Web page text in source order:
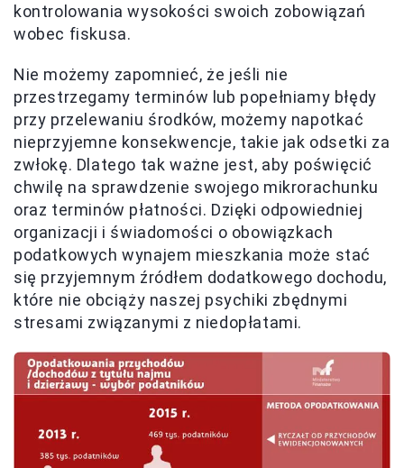
kontrolowania wysokości swoich zobowiązań
wobec fiskusa.
Nie możemy zapomnieć, że jeśli nie
przestrzegamy terminów lub popełniamy błędy
przy przelewaniu środków, możemy napotkać
nieprzyjemne konsekwencje, takie jak odsetki za
zwłokę. Dlatego tak ważne jest, aby poświęcić
chwilę na sprawdzenie swojego mikrorachunku
oraz terminów płatności. Dzięki odpowiedniej
organizacji i świadomości o obowiązkach
podatkowych wynajem mieszkania może stać
się przyjemnym źródłem dodatkowego dochodu,
które nie obciąży naszej psychiki zbędnymi
stresami związanymi z niedopłatami.